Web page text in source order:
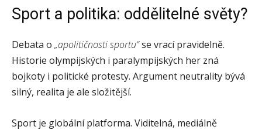
Sport a politika: oddělitelné světy?
Debata o „apolitičnosti sportu“se vrací pravidelně.
Historie olympijských i paralympijských her zná
bojkoty i politické protesty. Argument neutrality bývá
silný, realita je ale složitější.
Sport je globální platforma. Viditelná, mediálně